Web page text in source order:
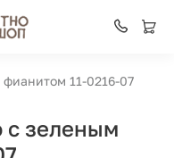
11-0216-07
с зеленым